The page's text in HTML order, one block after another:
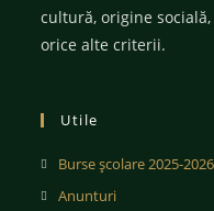
cultură, origine
orice alte criterii.
Utile
Burse școlare 2025-2026
Anunturi